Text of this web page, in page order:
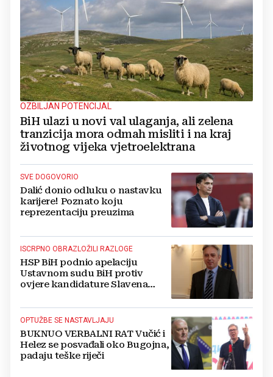
OZBILJAN POTENCIJAL
BiH ulazi u novi val ulaganja, ali zelena
tranzicija mora odmah misliti i na kraj
životnog vijeka vjetroelektrana
SVE DOGOVORIO
Dalić donio odluku o nastavku
karijere! Poznato koju
reprezentaciju preuzima
ISCRPNO OBRAZLOŽILI RAZLOGE
HSP BiH podnio apelaciju
Ustavnom sudu BiH protiv
ovjere kandidature Slavena
OPTUŽBE SE NASTAVLJAJU
BUKNUO VERBALNI RAT Vučić i
Helez se posvađali oko Bugojna,
padaju teške riječi